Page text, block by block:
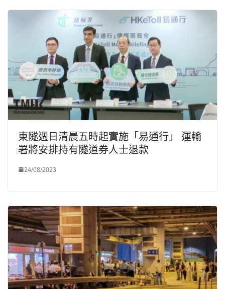
東隧週日清晨五時起實施「易通行」 運輸
署將安排持有隧道券人士退款
24/08/2023